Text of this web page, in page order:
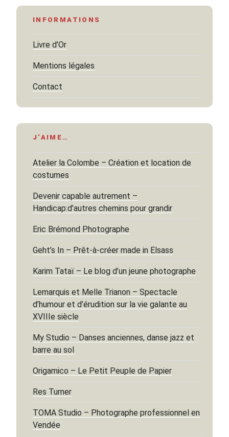
INFORMATIONS
Livre d’Or
Mentions légales
Contact
J’AIME…
Atelier la Colombe – Création et location de
costumes
Devenir capable autrement –
Handicap:d’autres chemins pour grandir
Eric Brémond Photographe
Geht’s In – Prêt-à-créer made in Elsass
Karim Tataï – Le blog d’un jeune photographe
Lemarquis et Melle Trianon – Spectacle
d’humour et d’érudition sur la vie galante au
XVIIIe siècle
My Studio – Danses anciennes, danse jazz et
barre au sol
Origamico – Le Petit Peuple de Papier
Res Turner
TOMA Studio – Photographe professionnel en
Vendée